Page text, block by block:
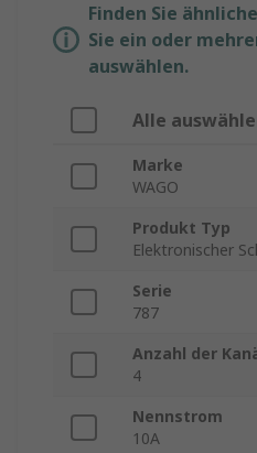
Finden Sie
Sie ein oder
auswählen.
Alle
Marke
WAGO
Produkt Typ
Elektronischer
Serie
787
Anzahl der
4
Nennstrom
10A